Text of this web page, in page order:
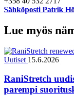
Sähköposti Patrik
Lue myös
Uutiset 15.6.2026
RaniStretch
parempi